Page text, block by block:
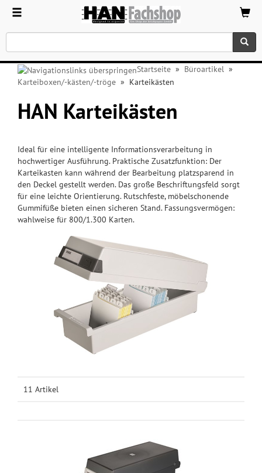
Startseite » Büroartikel »
Karteiboxen/-kästen/-tröge » Karteikästen
HAN Karteikästen
Ideal für eine intelligente Informationsverarbeitung in
hochwertiger Ausführung. Praktische Zusatzfunktion: Der
Karteikasten kann während der Bearbeitung platzsparend in
den Deckel gestellt werden. Das große Beschriftungsfeld sorgt
für eine leichte Orientierung. Rutschfeste, möbelschonende
Gummifüße bieten einen sicheren Stand. Fassungsvermögen:
wahlweise für 800/1.300 Karten.
11 Artikel